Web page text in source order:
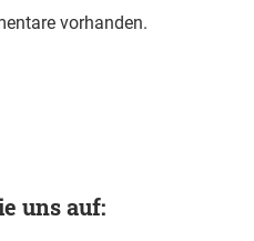
vorhanden.
uns auf: